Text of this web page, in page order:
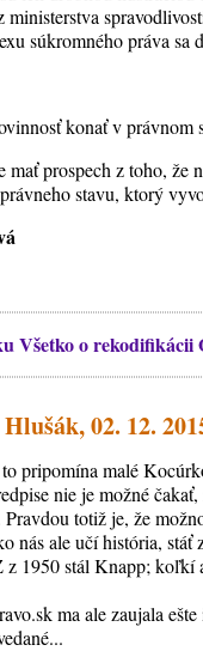
ministerstva
súkromného práva
konať v právnom
mať prospech z toho, že
stavu, ktorý
Všetko o rekodifikácii
02. 12.
pripomína malé
nie je možné
Pravdou totiž je, že
nás ale učí história,
z 1950 stál Knapp; koľkí
ma ale zaujala